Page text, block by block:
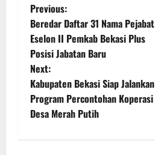
Previous:
Beredar Daftar 31 Nama Pejabat
Eselon II Pemkab Bekasi Plus
Posisi Jabatan Baru
Next:
Kabupaten Bekasi Siap Jalankan
Program Percontohan Koperasi
Desa Merah Putih